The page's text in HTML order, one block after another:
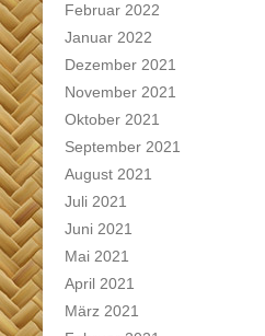
Februar 2022
Januar 2022
Dezember 2021
November 2021
Oktober 2021
September 2021
August 2021
Juli 2021
Juni 2021
Mai 2021
April 2021
März 2021